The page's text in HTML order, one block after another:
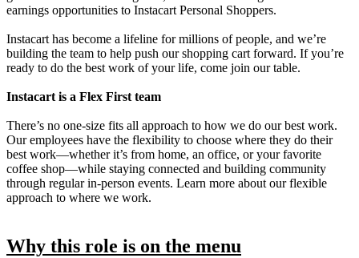
earnings opportunities to Instacart Personal Shoppers.
Instacart has become a lifeline for millions of people, and we’re
building the team to help push our shopping cart forward. If you’re
ready to do the best work of your life, come join our table.
Instacart is a Flex First team
There’s no one-size fits all approach to how we do our best work.
Our employees have the flexibility to choose where they do their
best work—whether it’s from home, an office, or your favorite
coffee shop—while staying connected and building community
through regular in-person events. Learn more about our flexible
approach to where we work.
Why this role is on the menu